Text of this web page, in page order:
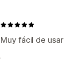
Muy fácil de usar